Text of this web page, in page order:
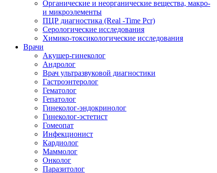
Органические и неорганические вещества, макро-
и микроэлементы
ПЦР диагностика (Real -Time Pcr)
Серологические исследования
Химико-токсикологические исследования
Врачи
Акушер-гинеколог
Андролог
Врач ультразвуковой диагностики
Гастроэнтеролог
Гематолог
Гепатолог
Гинеколог-эндокринолог
Гинеколог-эстетист
Гомеопат
Инфекционист
Кардиолог
Маммолог
Онколог
Паразитолог